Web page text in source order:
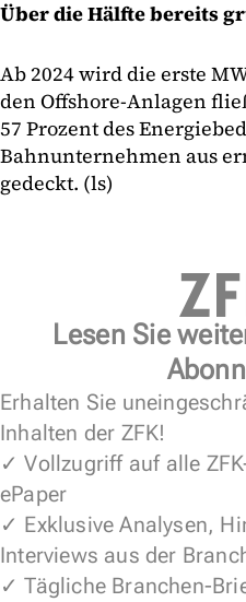
Über die Hälfte bereits
Ab 2024 wird die erste
den Offshore-Anlagen
57 Prozent des
Bahnunternehmen aus
gedeckt. (ls)
Lesen Sie
Erhalten Sie
Inhalten der ZFK!
✓ Vollzugriff auf alle
ePaper
✓ Exklusive Analysen,
Interviews aus der
✓ Tägliche Branchen-